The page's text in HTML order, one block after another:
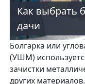
Как выбрать
дачи
Болгарка или
(УШМ)
зачистки
других